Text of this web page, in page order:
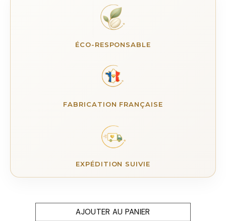
ÉCO-RESPONSABLE
FABRICATION FRANÇAISE
EXPÉDITION SUIVIE
AJOUTER AU PANIER